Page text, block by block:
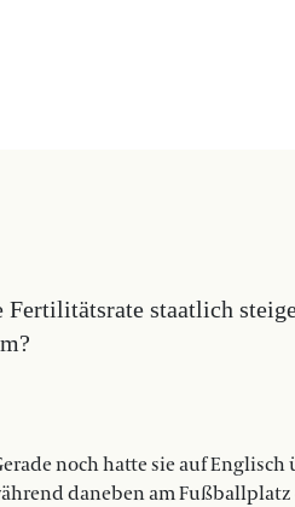
staatlich
noch hatte sie auf Englisch
daneben am